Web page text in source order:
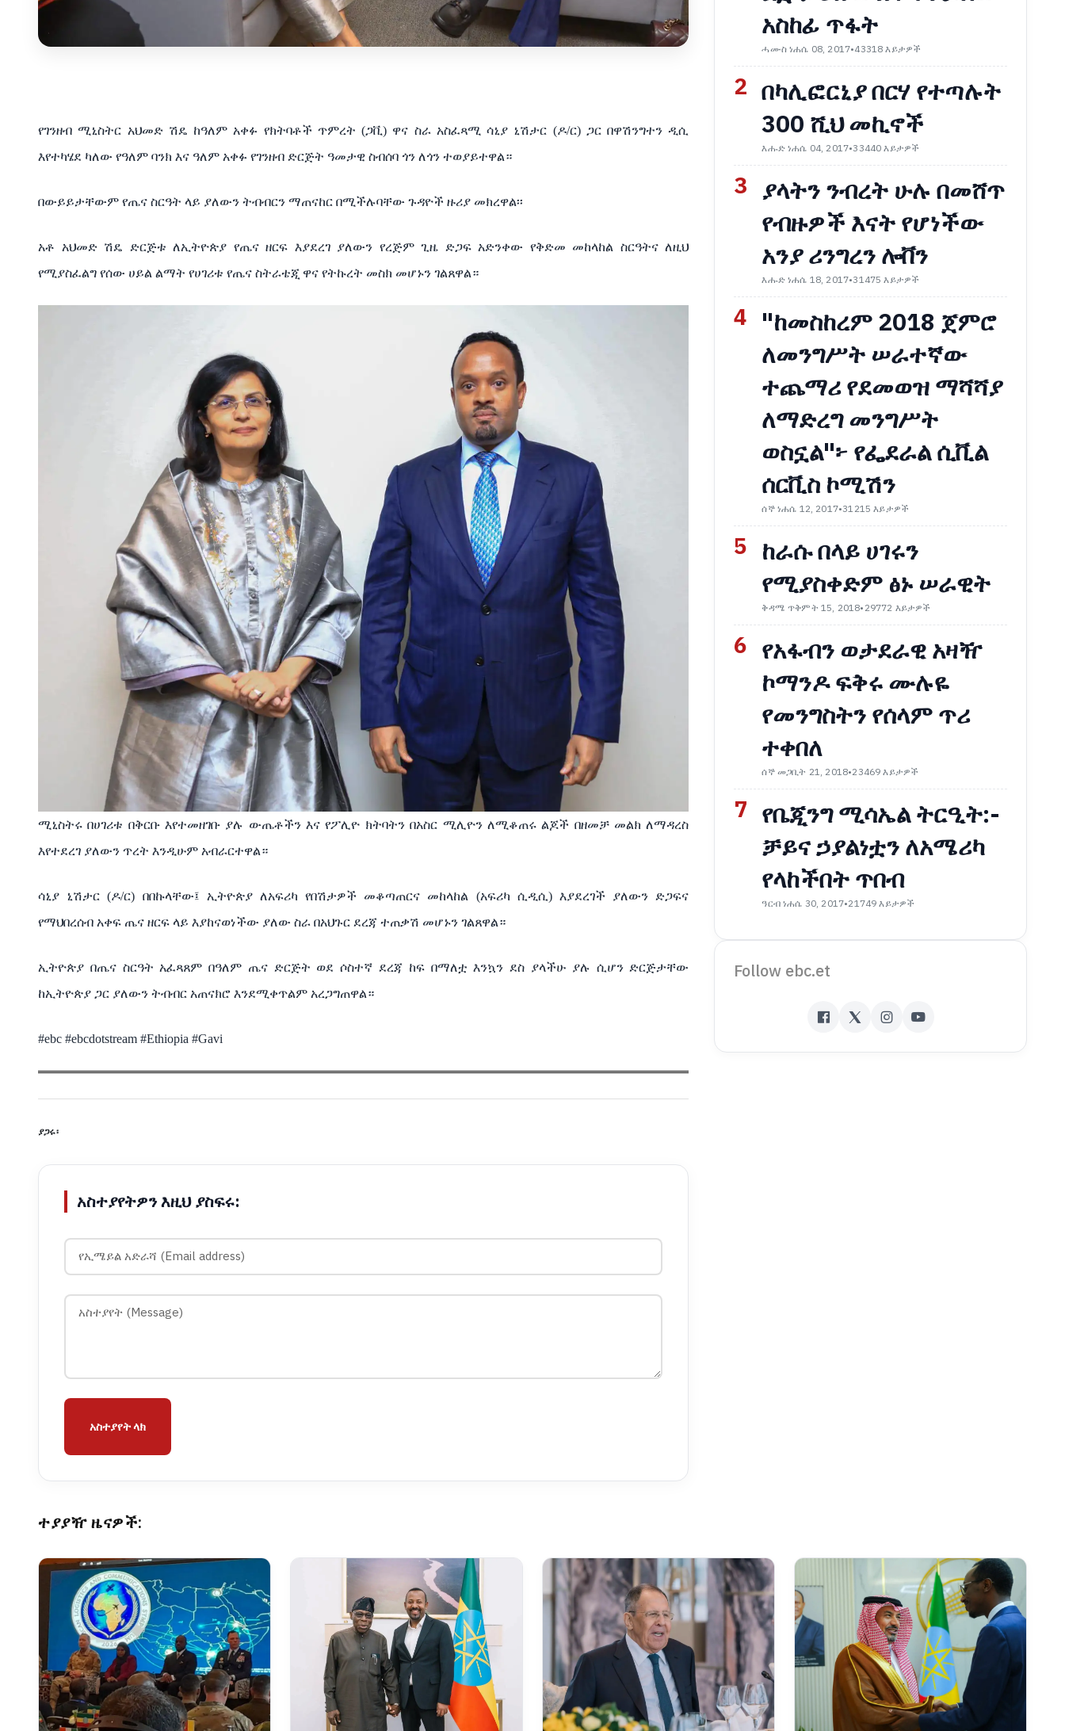
የገንዘብ ሚኒስትር አህመድ ሽዴ ከዓለም አቀፉ የክትባቶች ጥምረት (ጋቪ) ዋና ስራ አስፈጻሚ ሳኒያ ኒሽታር (ዶ/ር) ጋር በዋሽንግተን ዲሲ
እየተካሄደ ካለው የዓለም ባንክ እና ዓለም አቀፉ የገንዘብ ድርጅት ዓመታዊ ስብሰባ ጎን ለጎን ተወያይተዋል።
በውይይታቸውም የጤና ስርዓት ላይ ያለውን ትብብርን ማጠናከር በሚችሉባቸው ጉዳዮች ዙሪያ መክረዋል፡፡
አቶ አህመድ ሽዴ ድርጅቱ ለኢትዮጵያ የጤና ዘርፍ እያደረገ ያለውን የረጅም ጊዜ ድጋፍ አድንቀው የቅድመ መከላከል ስርዓትና ለዚህ
የሚያስፈልግ የሰው ሀይል ልማት የሀገሪቱ የጤና ስትራቴጂ ዋና የትኩረት መስክ መሆኑን ገልጸዋል።
ሚኒስትሩ በሀገሪቱ በቅርቡ እየተመዘገቡ ያሉ ውጤቶችን እና የፖሊዮ ክትባትን በአስር ሚሊዮን ለሚቆጠሩ ልጆች በዘመቻ መልክ ለማዳረስ
እየተደረገ ያለውን ጥረት እንዲሁም አብራርተዋል።
ሳኒያ ኒሽታር (ዶ/ር) በበኩላቸው፤ ኢትዮጵያ ለአፍሪካ የበሽታዎች መቆጣጠርና መከላከል (አፍሪካ ሲዲሲ) እያደረገች ያለውን ድጋፍና
የማህበረሰብ አቀፍ ጤና ዘርፍ ላይ እያከናወነችው ያለው ስራ በአህጉር ደረጃ ተጠቃሽ መሆኑን ገልጸዋል።
ኢትዮጵያ በጤና ስርዓት አፈጻጸም በዓለም ጤና ድርጅት ወደ ሶስተኛ ደረጃ ከፍ በማለቷ እንኳን ደስ ያላችሁ ያሉ ሲሆን ድርጅታቸው
ከኢትዮጵያ ጋር ያለውን ትብብር አጠናክሮ እንደሚቀጥልም አረጋግጠዋል።
#ebc #ebcdotstream #Ethiopia #Gavi
ያጋሩ፡
አስተያየትዎን እዚህ ያስፍሩ:
አስተያየት ላክ
አስከፊ ጥፋት
ሓሙስ ነሐሴ 08, 2017•43318 እይታዎች
2 በካሊፎርኒያ በርሃ የተጣሉት
300 ሺህ መኪኖች
እሑድ ነሐሴ 04, 2017•33440 እይታዎች
3 ያላትን ንብረት ሁሉ በመሸጥ
የብዙዎች እናት የሆነችው
አንያ ሪንግረን ሎቨን
እሑድ ነሐሴ 18, 2017•31475 እይታዎች
4 "ከመስከረም 2018 ጀምሮ
ለመንግሥት ሠራተኛው
ተጨማሪ የደመወዝ ማሻሻያ
ለማድረግ መንግሥት
ወስኗል"፦ የፌደራል ሲቪል
ሰርቪስ ኮሚሽን
ሰኞ ነሐሴ 12, 2017•31215 እይታዎች
5 ከራሱ በላይ ሀገሩን
የሚያስቀድም ፅኑ ሠራዊት
ቅዳሜ ጥቅምት 15, 2018•29772 እይታዎች
6 የአፋብን ወታደራዊ አዛዥ
ኮማንዶ ፍቅሩ ሙሉዬ
የመንግስትን የሰላም ጥሪ
ተቀበለ
ሰኞ መጋቢት 21, 2018•23469 እይታዎች
7 የቤጂንግ ሚሳኤል ትርዒት:-
ቻይና ኃያልነቷን ለአሜሪካ
የላከችበት ጥበብ
ዓርብ ነሐሴ 30, 2017•21749 እይታዎች
Follow ebc.et
ተያያዥ ዜናዎች: